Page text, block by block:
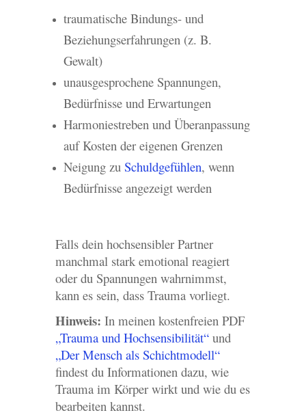
traumatische Bindungs- und
Beziehungserfahrungen (z. B.
Gewalt)
unausgesprochene Spannungen,
Bedürfnisse und Erwartungen
Harmoniestreben und Überanpassung
auf Kosten der eigenen Grenzen
Neigung zu Schuldgefühlen, wenn
Bedürfnisse angezeigt werden
Falls dein hochsensibler Partner
manchmal stark emotional reagiert
oder du Spannungen wahrnimmst,
kann es sein, dass Trauma vorliegt.
Hinweis: In meinen kostenfreien PDF
„Trauma und Hochsensibilität“und
„Der Mensch als Schichtmodell“
findest du Informationen dazu, wie
Trauma im Körper wirkt und wie du es
bearbeiten kannst.